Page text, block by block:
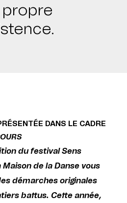
propre
DANS LE CADRE
du festival Sens
Maison de la Danse vous
démarches originales
battus. Cette année,